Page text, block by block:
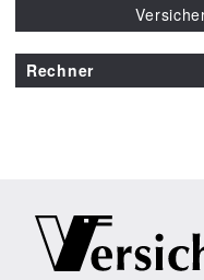
Rechner